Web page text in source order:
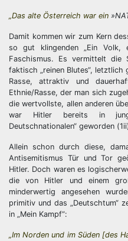
„Das alte Österreich war ein
Damit kommen wir zum Kern
so gut klingenden „Ein Volk,
Faschismus. Es vermittelt
faktisch „reinen Blutes“,
Rasse, attraktiv und
Ethnie/Rasse, der man sich
die wertvollste, allen anderen
war Hitler bereits in
Deutschnationalen“ geworden
Allein schon durch diese,
Antisemitismus Tür und Tor
Hitler. Doch waren es
die von Hitler und einem
minderwertig angesehen
primitiv und das „Deutschtum“
in „Mein Kampf“:
„Im Norden und im Süden [des